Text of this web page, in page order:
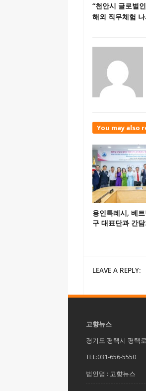
“천안시 글로벌
해외 직무체험
You may also
용인특례시, 베
구 대표단과 간
LEAVE A REPLY:
고향뉴스
경기도 평택시 평택
TEL:031-656-5550
법인명 : 고향뉴스